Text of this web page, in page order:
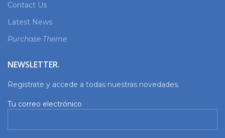
Contact Us
Latest News
Purchase Theme
NEWSLETTER.
Registrate y accede a todas nuestras novedades.
Tu correo electrónico